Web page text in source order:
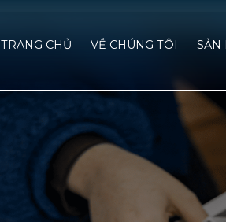
TRANG CHỦ VỀ CHÚNG TÔI SẢN